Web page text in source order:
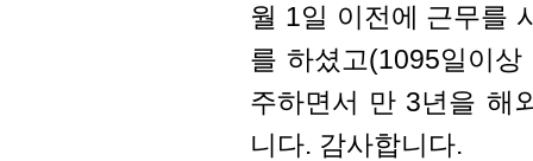
월 1일 이전에 근무를
를 하셨고(1095일이
주하면서 만 3년을 해
니다. 감사합니다.